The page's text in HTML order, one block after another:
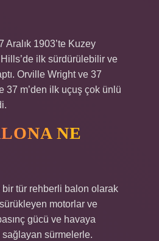
Aralık 1903’te Kuzey
ilk sürdürülebilir ve
Orville Wright ve 37
37 m’den ilk uçuş çok ünlü
NE
bir tür rehberli balon olarak
motorlar ve
gücü ve havaya
sürmelerle.